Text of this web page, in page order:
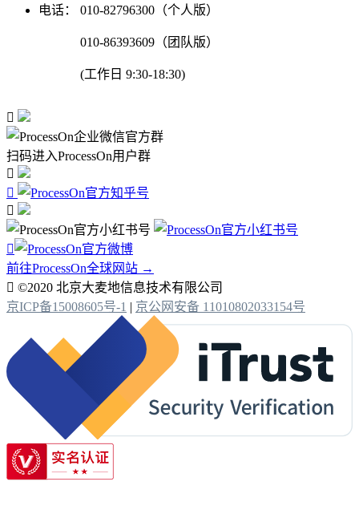
电话：
010-82796300（个人版）
010-86393609（团队版）
(工作日 9:30-18:30)

扫码进入ProcessOn用户群




前往ProcessOn全球网站 →
 ©2020 北京大麦地信息技术有限公司
京ICP备15008605号-1 | 京公网安备 11010802033154号